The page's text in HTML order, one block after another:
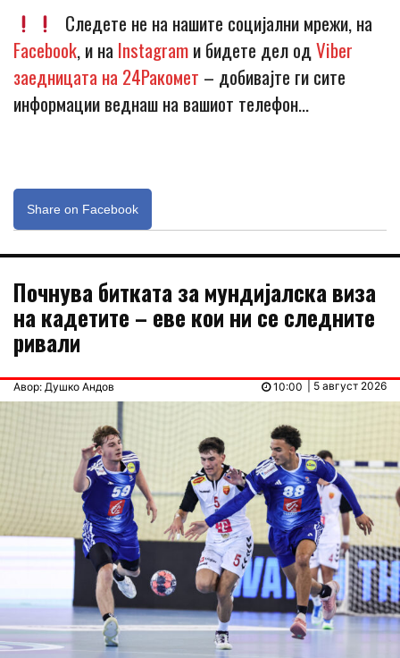
Следете не на нашите социјални мрежи, на
Facebook, и на Instagramи бидете дел одViber
заедницата на 24Ракомет – добивајте ги сите
информации веднаш на вашиот телефон…
Share on Facebook
Почнува битката за мундијалска виза
на кадетите – еве кои ни се следните
ривали
Авор: Душко Андов | 5 август 2026
10:00